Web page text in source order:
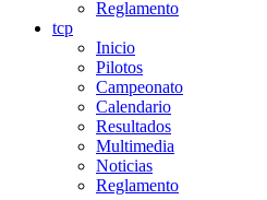
Reglamento
tcp
Inicio
Pilotos
Campeonato
Calendario
Resultados
Multimedia
Noticias
Reglamento